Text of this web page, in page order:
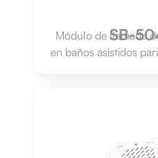
SB-
Módulo de llamada
en baños asistidos